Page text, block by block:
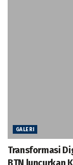
GALERI
Transformasi